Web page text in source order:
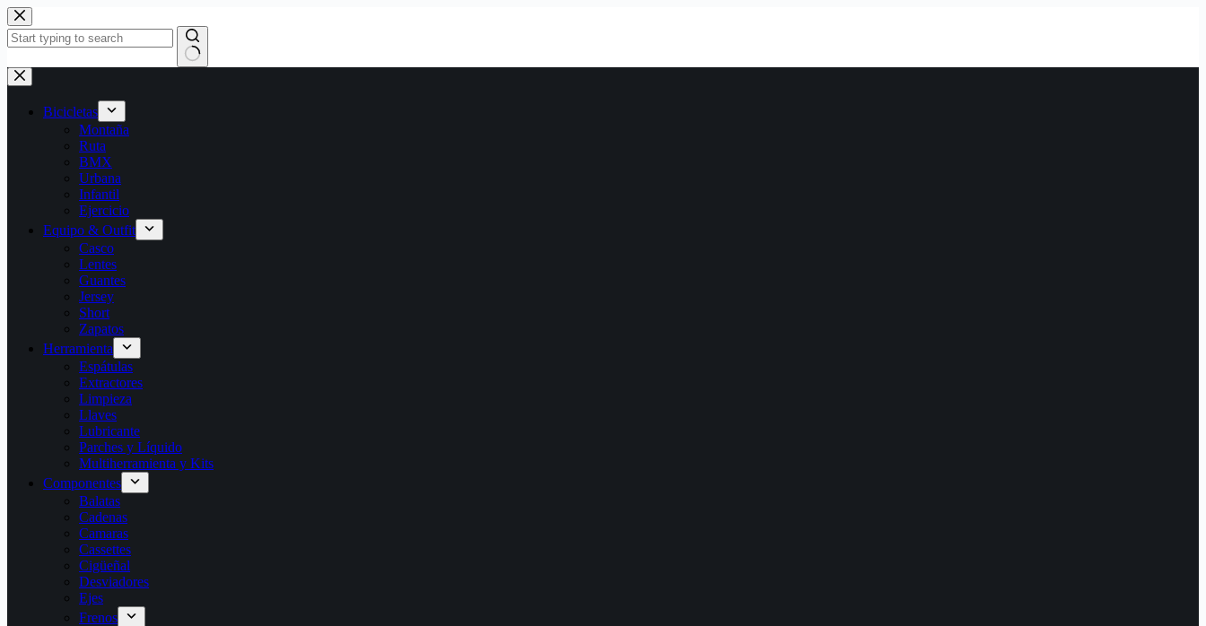
Bicicletas
Montaña
Ruta
BMX
Urbana
Infantil
Ejercicio
Equipo & Outfit
Casco
Lentes
Guantes
Jersey
Short
Zapatos
Herramienta
Espátulas
Extractores
Limpieza
Llaves
Lubricante
Parches y Líquido
Multiherramienta y Kits
Componentes
Balatas
Cadenas
Camaras
Cassettes
Cigüeñal
Desviadores
Ejes
Frenos